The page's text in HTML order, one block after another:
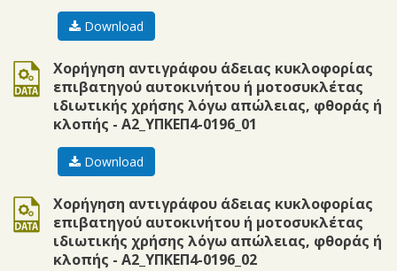
Download
Χορήγηση αντιγράφου άδειας κυκλοφορίας
επιβατηγού αυτοκινήτου ή μοτοσυκλέτας
ιδιωτικής χρήσης λόγω απώλειας, φθοράς ή
κλοπής - Α2_ΥΠΚΕΠ4-0196_01
doc
Download
Χορήγηση αντιγράφου άδειας κυκλοφορίας
επιβατηγού αυτοκινήτου ή μοτοσυκλέτας
ιδιωτικής χρήσης λόγω απώλειας, φθοράς ή
κλοπής - Α2_ΥΠΚΕΠ4-0196_02
doc